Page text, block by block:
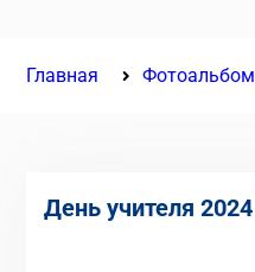
Главная Фотоальбом
День учителя 2024